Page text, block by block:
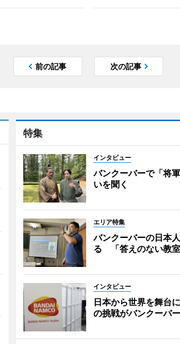
前の記事 次の記事
特集
インタビュー
バンクーバーで「将
いを聞く
エリア特集
バンクーバーの日本
る 「答えのない教
インタビュー
日本から世界を舞台
の挑戦がバンクーバ